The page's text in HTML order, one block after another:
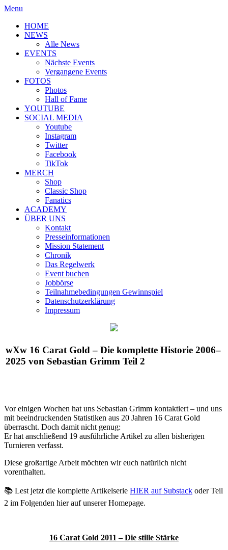
Menu
HOME
NEWS
Alle News
EVENTS
Nächste Events
Vergangene Events
FOTOS
Photos
Hall of Fame
YOUTUBE
SOCIAL MEDIA
Youtube
Instagram
Twitter
Facebook
TikTok
MERCH
Shop
Classic Shop
Fanatics
ACADEMY
ÜBER UNS
Kontakt
Presseinformationen
Mission Statement
Chronik
Das Regelwerk
Event buchen
Jobbörse
Teilnahmebedingungen Gewinnspiel
Datenschutzerklärung
Impressum
wXw 16 Carat Gold – Die komplette Historie 2006–
2025 von Sebastian Grimm Teil 2
Vor einigen Wochen hat uns Sebastian Grimm kontaktiert – und uns
mit beeindruckenden Statistiken aus 20 Jahren 16 Carat Gold
überrascht. Doch damit nicht genug:
Er hat anschließend 19 ausführliche Artikel zu allen bisherigen
Turnieren verfasst.
Diese großartige Arbeit möchten wir euch natürlich nicht
vorenthalten.
📚 Lest jetzt die komplette Artikelserie HIER auf Substack oder Teil
2 im Folgenden hier auf unserer Homepage.
16 Carat Gold 2011 – Die stille Stärke